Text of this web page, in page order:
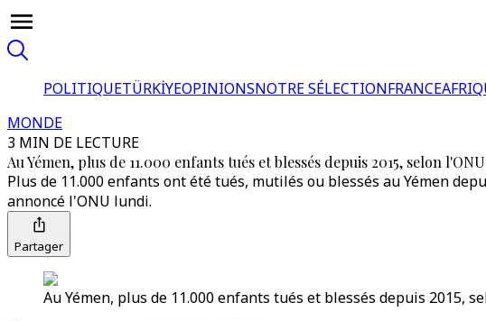
POLITIQUETÜRKİYEOPINIONSNOTRE SÉLECTIONFRANCE
MONDE
3 MIN DE LECTURE
Au Yémen, plus de 11.000 enfants tués et blessés depuis 2015, selon l'ONU
Plus de 11.000 enfants ont été tués, mutilés ou blessés au Yémen
annoncé l'ONU lundi.
Partager
Au Yémen, plus de 11.000 enfants tués et blessés depuis 2015,